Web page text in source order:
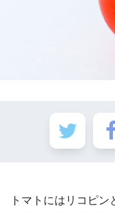
トマトにはリコピ